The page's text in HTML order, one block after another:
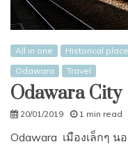
All in one Historical
Odawara
Travel
Odawara City
20/01/2019 1 min read
Odawara เมืองเล็กๆ น